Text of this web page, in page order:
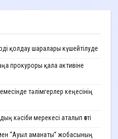
қолдау шаралары күшейтілуде
прокуроры қала активіне
тәлімгерлер кеңесінің
кәсіби мерекесі аталып өтті
мен “Ауыл аманаты” жобасының